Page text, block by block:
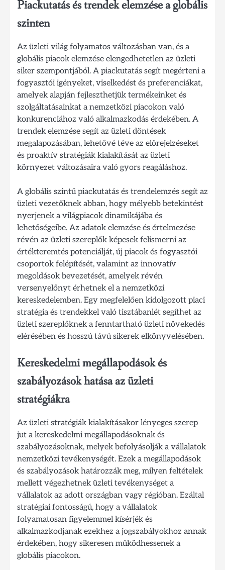
Piackutatás és trendek elemzése a globális
szinten
Az üzleti világ folyamatos változásban van, és a
globális piacok elemzése elengedhetetlen az üzleti
siker szempontjából. A piackutatás segít megérteni a
fogyasztói igényeket, viselkedést és preferenciákat,
amelyek alapján fejleszthetjük termékeinket és
szolgáltatásainkat a nemzetközi piacokon való
konkurenciához való alkalmazkodás érdekében. A
trendek elemzése segít az üzleti döntések
megalapozásában, lehetővé téve az előrejelzéseket
és proaktív stratégiák kialakítását az üzleti
környezet változásaira való gyors reagáláshoz.
A globális szintű piackutatás és trendelemzés segít az
üzleti vezetőknek abban, hogy mélyebb betekintést
nyerjenek a világpiacok dinamikájába és
lehetőségeibe. Az adatok elemzése és értelmezése
révén az üzleti szereplők képesek felismerni az
értékteremtés potenciálját, új piacok és fogyasztói
csoportok felépítését, valamint az innovatív
megoldások bevezetését, amelyek révén
versenyelőnyt érhetnek el a nemzetközi
kereskedelemben. Egy megfelelően kidolgozott piaci
stratégia és trendekkel való tisztábanlét segíthet az
üzleti szereplőknek a fenntartható üzleti növekedés
elérésében és hosszú távú sikerek elkönyvelésében.
Kereskedelmi megállapodások és
szabályozások hatása az üzleti
stratégiákra
Az üzleti stratégiák kialakításakor lényeges szerep
jut a kereskedelmi megállapodásoknak és
szabályozásoknak, melyek befolyásolják a vállalatok
nemzetközi tevékenységét. Ezek a megállapodások
és szabályozások határozzák meg, milyen feltételek
mellett végezhetnek üzleti tevékenységet a
vállalatok az adott országban vagy régióban. Ezáltal
stratégiai fontosságú, hogy a vállalatok
folyamatosan figyelemmel kísérjék és
alkalmazkodjanak ezekhez a jogszabályokhoz annak
érdekében, hogy sikeresen működhessenek a
globális piacokon.